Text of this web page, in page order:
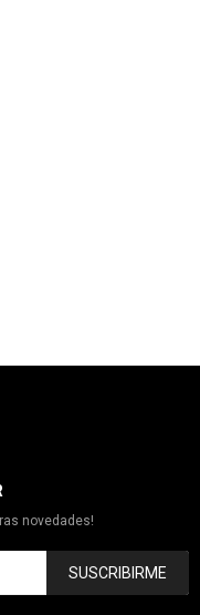
novedades!
SUSCRIBIRME